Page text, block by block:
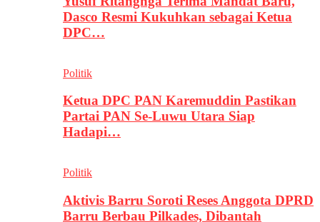
Dasco Resmi Kukuhkan sebagai Ketua
DPC…
Politik
Ketua DPC PAN Karemuddin Pastikan
Partai PAN Se-Luwu Utara Siap
Hadapi…
Politik
Aktivis Barru Soroti Reses Anggota DPRD
Barru Berbau Pilkades, Dibantah